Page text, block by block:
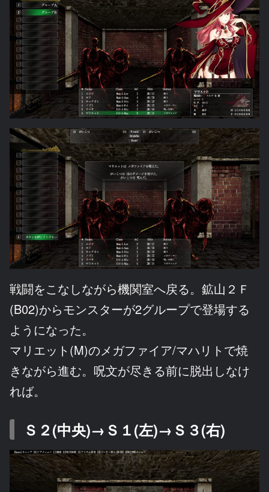
戦闘をこなしながら機関室へ戻る。鉱山２Ｆ
(B02)からモンスターが2グループで登場する
ようになった。
マリエット(M)のメガファイア/マハリトで焼
きながら進む。呪文が尽きる前に脱出しなけ
れば。
Ｓ２(中央)→Ｓ１(左)→Ｓ３(右)